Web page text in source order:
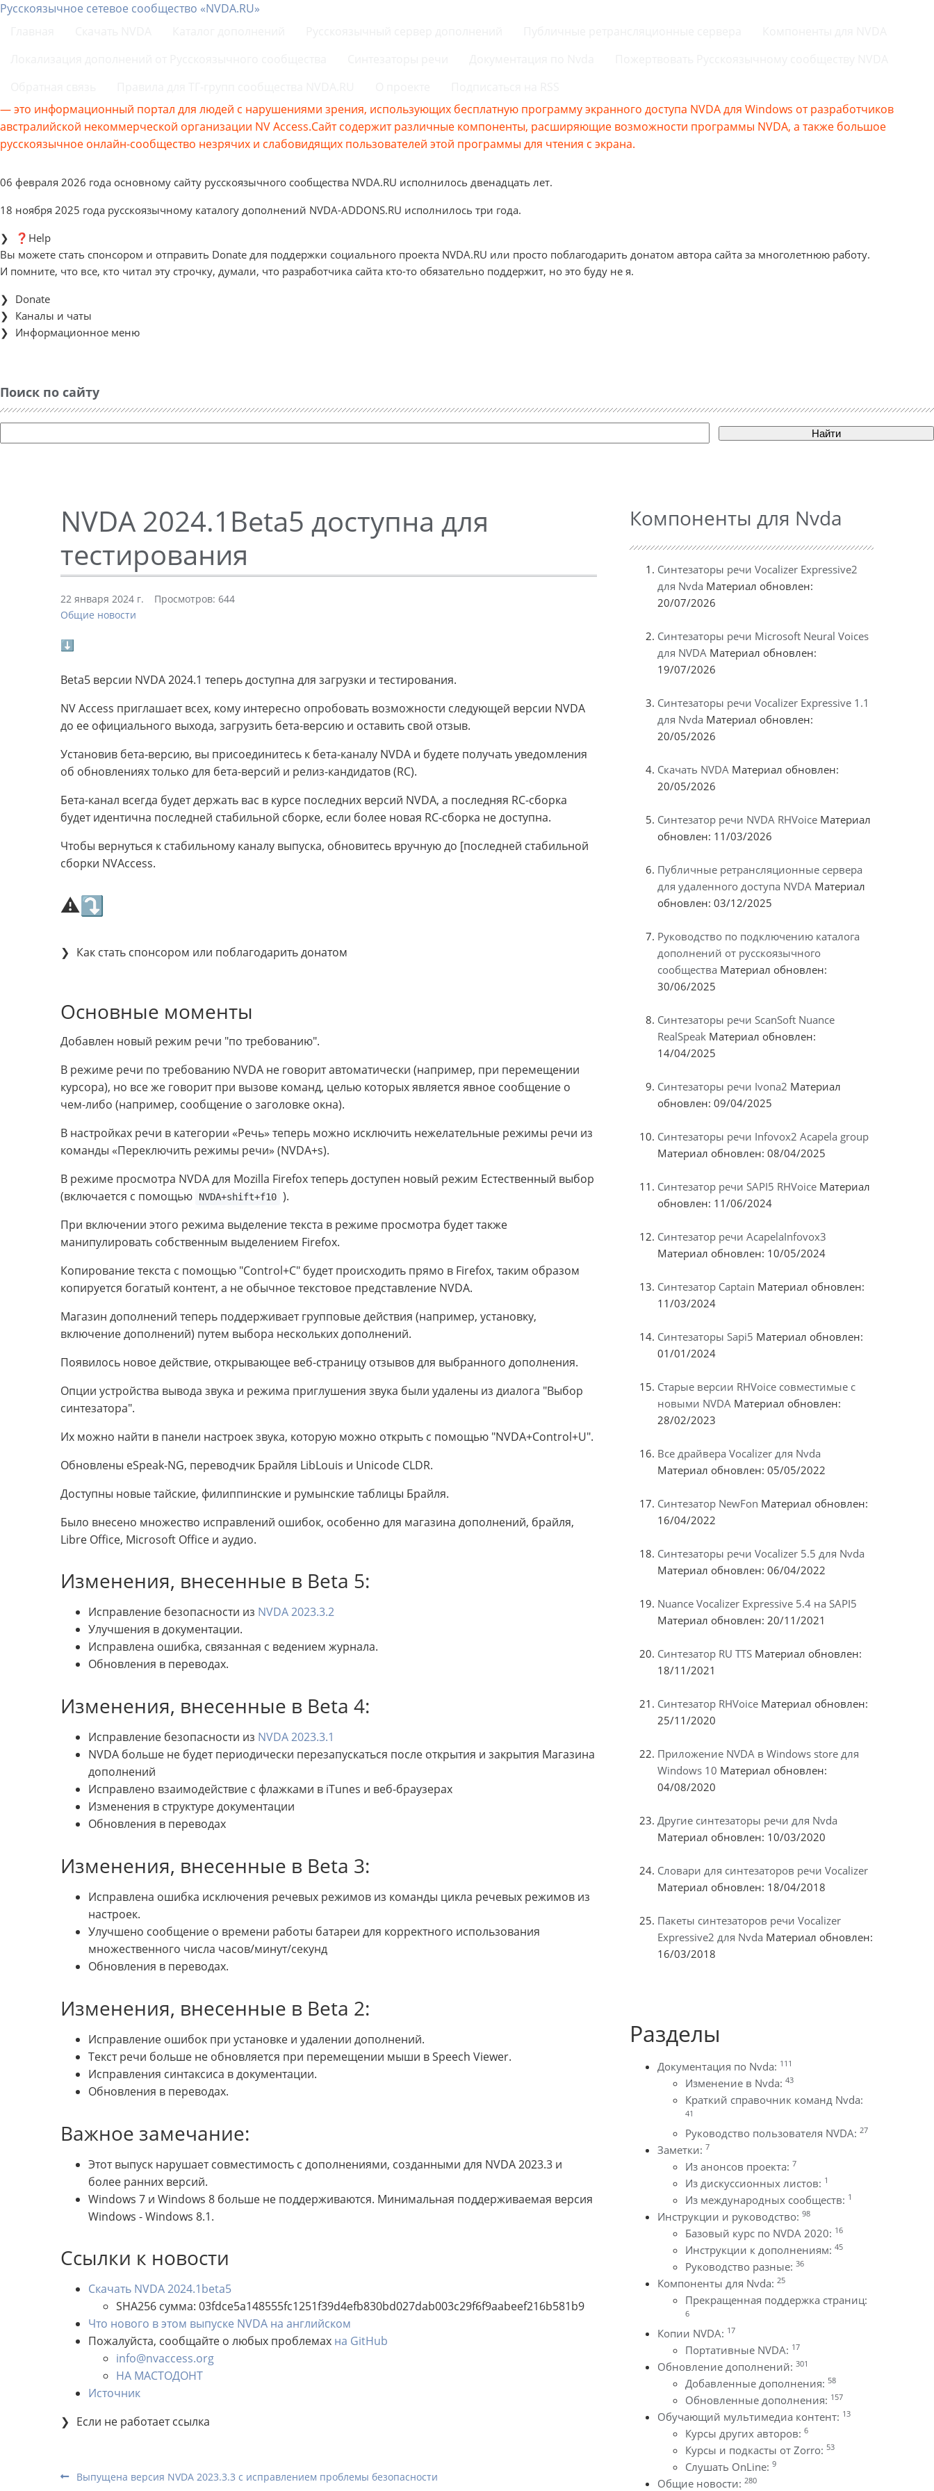
Русскоязычное сетевое сообщество «NVDA.RU»
— это информационный портал для людей с нарушениями зрения, использующих бесплатную программу экранного доступа NVDA для Windows от разработчиков
австралийской некоммерческой организации NV Access.Сайт содержит различные компоненты, расширяющие возможности программы NVDA, а также большое
русскоязычное онлайн-сообщество незрячих и слабовидящих пользователей этой программы для чтения с экрана.
06 февраля 2026 года основному сайту русскоязычного сообщества NVDA.RU исполнилось двенадцать лет.
18 ноября 2025 года русскоязычному каталогу дополнений NVDA-ADDONS.RU исполнилось три года.
❓Help
Вы можете стать спонсором и отправить Donate для поддержки социального проекта NVDA.RU или просто поблагодарить донатом автора сайта за многолетнюю работу.
И помните, что все, кто читал эту строчку, думали, что разработчика сайта кто-то обязательно поддержит, но это буду не я.
Donate
Каналы и чаты
Информационное меню
Поиск по сайту
Найти
NVDA 2024.1Beta5 доступна для
тестирования
22 января 2024 г.
Просмотров: 644
Общие новости
⬇
Beta5 версии NVDA 2024.1 теперь доступна для загрузки и тестирования.
NV Access приглашает всех, кому интересно опробовать возможности следующей версии NVDA
до ее официального выхода, загрузить бета-версию и оставить свой отзыв.
Установив бета-версию, вы присоединитесь к бета-каналу NVDA и будете получать уведомления
об обновлениях только для бета-версий и релиз-кандидатов (RC).
Бета-канал всегда будет держать вас в курсе последних версий NVDA, а последняя RC-сборка
будет идентична последней стабильной сборке, если более новая RC-сборка не доступна.
Чтобы вернуться к стабильному каналу выпуска, обновитесь вручную до [последней стабильной
сборки NVAccess.
⚠⤵
Как стать спонсором или поблагодарить донатом
Основные моменты
Добавлен новый режим речи "по требованию".
В режиме речи по требованию NVDA не говорит автоматически (например, при перемещении
курсора), но все же говорит при вызове команд, целью которых является явное сообщение о
чем-либо (например, сообщение о заголовке окна).
В настройках речи в категории «Речь» теперь можно исключить нежелательные режимы речи из
команды «Переключить режимы речи» (NVDA+s).
В режиме просмотра NVDA для Mozilla Firefox теперь доступен новый режим Естественный выбор
(включается с помощью
NVDA+shift+f10 ).
При включении этого режима выделение текста в режиме просмотра будет также
манипулировать собственным выделением Firefox.
Копирование текста с помощью "Control+C" будет происходить прямо в Firefox, таким образом
копируется богатый контент, а не обычное текстовое представление NVDA.
Магазин дополнений теперь поддерживает групповые действия (например, установку,
включение дополнений) путем выбора нескольких дополнений.
Появилось новое действие, открывающее веб-страницу отзывов для выбранного дополнения.
Опции устройства вывода звука и режима приглушения звука были удалены из диалога "Выбор
синтезатора".
Их можно найти в панели настроек звука, которую можно открыть с помощью "NVDA+Control+U".
Обновлены eSpeak-NG, переводчик Брайля LibLouis и Unicode CLDR.
Доступны новые тайские, филиппинские и румынские таблицы Брайля.
Было внесено множество исправлений ошибок, особенно для магазина дополнений, брайля,
Libre Office, Microsoft Office и аудио.
Изменения, внесенные в Beta 5:
Исправление безопасности из NVDA 2023.3.2
Улучшения в документации.
Исправлена ошибка, связанная с ведением журнала.
Обновления в переводах.
Изменения, внесенные в Beta 4:
Исправление безопасности из NVDA 2023.3.1
NVDA больше не будет периодически перезапускаться после открытия и закрытия Магазина
дополнений
Исправлено взаимодействие с флажками в iTunes и веб-браузерах
Изменения в структуре документации
Обновления в переводах
Изменения, внесенные в Beta 3:
Исправлена ошибка исключения речевых режимов из команды цикла речевых режимов из
настроек.
Улучшено сообщение о времени работы батареи для корректного использования
множественного числа часов/минут/секунд
Обновления в переводах.
Изменения, внесенные в Beta 2:
Исправление ошибок при установке и удалении дополнений.
Текст речи больше не обновляется при перемещении мыши в Speech Viewer.
Исправления синтаксиса в документации.
Обновления в переводах.
Важное замечание:
Этот выпуск нарушает совместимость с дополнениями, созданными для NVDA 2023.3 и
более ранних версий.
Windows 7 и Windows 8 больше не поддерживаются. Минимальная поддерживаемая версия
Windows - Windows 8.1.
Ссылки к новости
Скачать NVDA 2024.1beta5
SHA256 сумма: 03fdce5a148555fc1251f39d4efb830bd027dab003c29f6f9aabeef216b581b9
Что нового в этом выпуске NVDA на английском
Пожалуйста, сообщайте о любых проблемах на GitHub
info@nvaccess.org
НА МАСТОДОНТ
Источник
Если не работает ссылка
Выпущена версия NVDA 2023.3.3 с исправлением проблемы безопасности
Компоненты для Nvda
Синтезаторы речи Vocalizer Expressive2
для Nvda Материал обновлен:
20/07/2026
Синтезаторы речи Microsoft Neural Voices
для NVDA Материал обновлен:
19/07/2026
Синтезаторы речи Vocalizer Expressive 1.1
для Nvda Материал обновлен:
20/05/2026
Скачать NVDA Материал обновлен:
20/05/2026
Синтезатор речи NVDA RHVoice Материал
обновлен: 11/03/2026
Публичные ретрансляционные сервера
для удаленного доступа NVDA Материал
обновлен: 03/12/2025
Руководство по подключению каталога
дополнений от русскоязычного
сообщества Материал обновлен:
30/06/2025
Синтезаторы речи ScanSoft Nuance
RealSpeak Материал обновлен:
14/04/2025
Синтезаторы речи Ivona2 Материал
обновлен: 09/04/2025
Синтезаторы речи Infovox2 Acapela group
Материал обновлен: 08/04/2025
Синтезатор речи SAPI5 RHVoice Материал
обновлен: 11/06/2024
Синтезатор речи AcapelaInfovox3
Материал обновлен: 10/05/2024
Синтезатор Captain Материал обновлен:
11/03/2024
Синтезаторы Sapi5 Материал обновлен:
01/01/2024
Старые версии RHVoice совместимые с
новыми NVDA Материал обновлен:
28/02/2023
Все драйвера Vocalizer для Nvda
Материал обновлен: 05/05/2022
Синтезатор NewFon Материал обновлен:
16/04/2022
Синтезаторы речи Vocalizer 5.5 для Nvda
Материал обновлен: 06/04/2022
Nuance Vocalizer Expressive 5.4 на SAPI5
Материал обновлен: 20/11/2021
Синтезатор RU TTS Материал обновлен:
18/11/2021
Синтезатор RHVoice Материал обновлен:
25/11/2020
Приложение NVDA в Windows store для
Windows 10 Материал обновлен:
04/08/2020
Другие синтезаторы речи для Nvda
Материал обновлен: 10/03/2020
Словари для синтезаторов речи Vocalizer
Материал обновлен: 18/04/2018
Пакеты синтезаторов речи Vocalizer
Expressive2 для Nvda Материал обновлен:
16/03/2018
Разделы
Документация по Nvda: 111
Изменение в Nvda: 43
Краткий справочник команд Nvda:
41
Руководство пользователя NVDA: 27
Заметки: 7
Из анонсов проекта: 7
Из дискуссионных листов: 1
Из международных сообществ: 1
Инструкции и руководство: 98
Базовый курс по NVDA 2020: 16
Инструкции к дополнениям: 45
Руководство разные: 36
Компоненты для Nvda: 25
Прекращенная поддержка страниц:
6
Копии NVDA: 17
Портативные NVDA: 17
Обновление дополнений: 301
Добавленные дополнения: 58
Обновленные дополнения: 157
Обучающий мультимедиа контент: 13
Курсы других авторов: 6
Курсы и подкасты от Zorro: 53
Слушать OnLine: 9
Общие новости: 280